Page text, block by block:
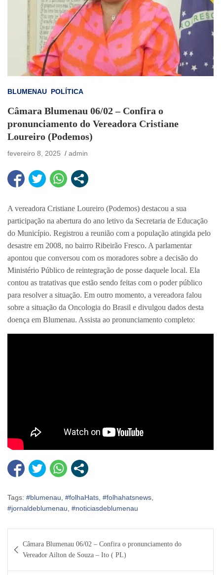
BLUMENAU POLÍTICA
Câmara Blumenau 06/02 – Confira o
pronunciamento do Vereadora Cristiane
Loureiro (Podemos)
fevereiro 8, 2025 admin
A vereadora Cristiane Loureiro (Podemos) destacou a sua
participação na abertura do ano letivo da Secretaria de Educação
do Município. Registrou a reunião com a população atingida pelo
desastre em 2008, no bairro Ribeirão Fresco. A parlamentar
apontou que conversou com os moradores sobre a decisão do
Ministério Público de reintegração de posse daquele local. Ela
contou as tratativas que estão sendo feitas com o poder público
para resolver a situação. Em outro momento, a vereadora falou
sobre a situação da Oncologia do Brasil e divulgou dados desta
doença em Blumenau. Assista ao pronunciamento completo:
Tags: #blumenau, #folhaHats, #folhahatsnews,
#jornaldeblumenau, #noticiasdeblumenau
de
Post
Câmara Blumenau 06/02 – Confira o pronunciamento do
Vereador Ailton de Souza – Ito ( PL)